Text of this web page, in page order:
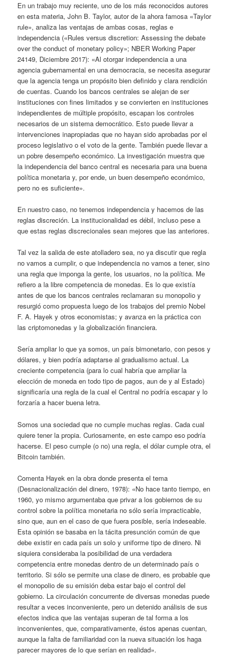
En un trabajo muy reciente, uno de los más reconocidos autores
en esta materia, John B. Taylor, autor de la ahora famosa «Taylor
rule», analiza las ventajas de ambas cosas, reglas e
independencia («Rules versus discretion: Assessing the debate
over the conduct of monetary policy»; NBER Working Paper
24149, Diciembre 2017): «Al otorgar independencia a una
agencia gubernamental en una democracia, se necesita asegurar
que la agencia tenga un propósito bien definido y clara rendición
de cuentas. Cuando los bancos centrales se alejan de ser
instituciones con fines limitados y se convierten en instituciones
independientes de múltiple propósito, escapan los controles
necesarios de un sistema democrático. Esto puede llevar a
intervenciones inapropiadas que no hayan sido aprobadas por el
proceso legislativo o el voto de la gente. También puede llevar a
un pobre desempeño económico. La investigación muestra que
la independencia del banco central es necesaria para una buena
política monetaria y, por ende, un buen desempeño económico,
pero no es suficiente».
En nuestro caso, no tenemos independencia y hacemos de las
reglas discreción. La institucionalidad es débil, incluso pese a
que estas reglas discrecionales sean mejores que las anteriores.
Tal vez la salida de este atolladero sea, no ya discutir que regla
no vamos a cumplir, o que independencia no vamos a tener, sino
una regla que imponga la gente, los usuarios, no la política. Me
refiero a la libre competencia de monedas. Es lo que existía
antes de que los bancos centrales reclamaran su monopolio y
resurgió como propuesta luego de los trabajos del premio Nobel
F. A. Hayek y otros economistas; y avanza en la práctica con
las criptomonedas y la globalización financiera.
Sería ampliar lo que ya somos, un país bimonetario, con pesos y
dólares, y bien podría adaptarse al gradualismo actual. La
creciente competencia (para lo cual habría que ampliar la
elección de moneda en todo tipo de pagos, aun de y al Estado)
significaría una regla de la cual el Central no podría escapar y lo
forzaría a hacer buena letra.
Somos una sociedad que no cumple muchas reglas. Cada cual
quiere tener la propia. Curiosamente, en este campo eso podría
hacerse. El peso cumple (o no) una regla, el dólar cumple otra, el
Bitcoin también.
Comenta Hayek en la obra donde presenta el tema
(Desnacionalización del dinero, 1978): «No hace tanto tiempo, en
1960, yo mismo argumentaba que privar a los gobiernos de su
control sobre la política monetaria no sólo sería impracticable,
sino que, aun en el caso de que fuera posible, sería indeseable.
Esta opinión se basaba en la tácita presunción común de que
debe existir en cada país un solo y uniforme tipo de dinero. Ni
siquiera consideraba la posibilidad de una verdadera
competencia entre monedas dentro de un determinado país o
territorio. Si sólo se permite una clase de dinero, es probable que
el monopolio de su emisión deba estar bajo el control del
gobierno. La circulación concurrente de diversas monedas puede
resultar a veces inconveniente, pero un detenido análisis de sus
efectos indica que las ventajas superan de tal forma a los
inconvenientes, que, comparativamente, éstos apenas cuentan,
aunque la falta de familiaridad con la nueva situación los haga
parecer mayores de lo que serían en realidad».